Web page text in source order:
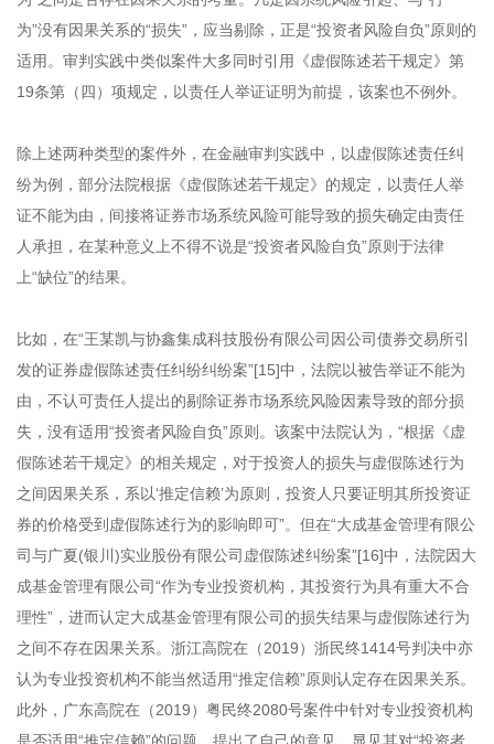
为”没有因果关系的“损失”，应当剔除，正是“投资者风险自负”原则的
适用。审判实践中类似案件大多同时引用《虚假陈述若干规定》第
19条第（四）项规定，以责任人举证证明为前提，该案也不例外。
除上述两种类型的案件外，在金融审判实践中，以虚假陈述责任纠
纷为例，部分法院根据《虚假陈述若干规定》的规定，以责任人举
证不能为由，间接将证券市场系统风险可能导致的损失确定由责任
人承担，在某种意义上不得不说是“投资者风险自负”原则于法律
上“缺位”的结果。
比如，在“王某凯与协鑫集成科技股份有限公司因公司债券交易所引
发的证券虚假陈述责任纠纷纠纷案”[15]中，法院以被告举证不能为
由，不认可责任人提出的剔除证券市场系统风险因素导致的部分损
失，没有适用“投资者风险自负”原则。该案中法院认为，“根据《虚
假陈述若干规定》的相关规定，对于投资人的损失与虚假陈述行为
之间因果关系，系以‘推定信赖’为原则，投资人只要证明其所投资证
券的价格受到虚假陈述行为的影响即可”。但在“大成基金管理有限公
司与广夏(银川)实业股份有限公司虚假陈述纠纷案”[16]中，法院因大
成基金管理有限公司“作为专业投资机构，其投资行为具有重大不合
理性”，进而认定大成基金管理有限公司的损失结果与虚假陈述行为
之间不存在因果关系。浙江高院在（2019）浙民终1414号判决中亦
认为专业投资机构不能当然适用“推定信赖”原则认定存在因果关系。
此外，广东高院在（2019）粤民终2080号案件中针对专业投资机构